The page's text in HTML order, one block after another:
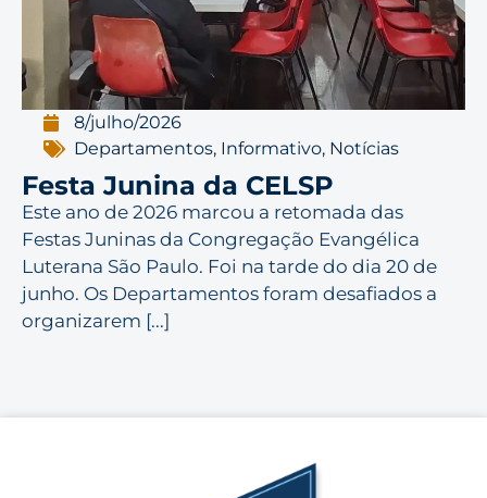
8/julho/2026
Departamentos, Informativo, Notícias
Festa Junina da CELSP
Este ano de 2026 marcou a retomada das
Festas Juninas da Congregação Evangélica
Luterana São Paulo. Foi na tarde do dia 20 de
junho. Os Departamentos foram desafiados a
organizarem [...]